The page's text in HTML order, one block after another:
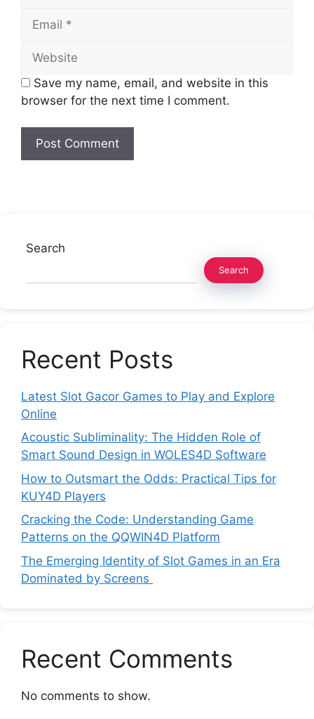
Save my name, email, and website in this
browser for the next time I comment.
Search
Search
Recent Posts
Latest Slot Gacor Games to Play and Explore
Online
Acoustic Subliminality: The Hidden Role of
Smart Sound Design in WOLES4D Software
How to Outsmart the Odds: Practical Tips for
KUY4D Players
Cracking the Code: Understanding Game
Patterns on the QQWIN4D Platform
The Emerging Identity of Slot Games in an Era
Dominated by Screens
Recent Comments
No comments to show.